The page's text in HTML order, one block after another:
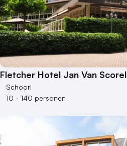
Theater
Varende locatie
Fletcher Hotel Jan Van Scorel
Schoorl
10 - 140 personen